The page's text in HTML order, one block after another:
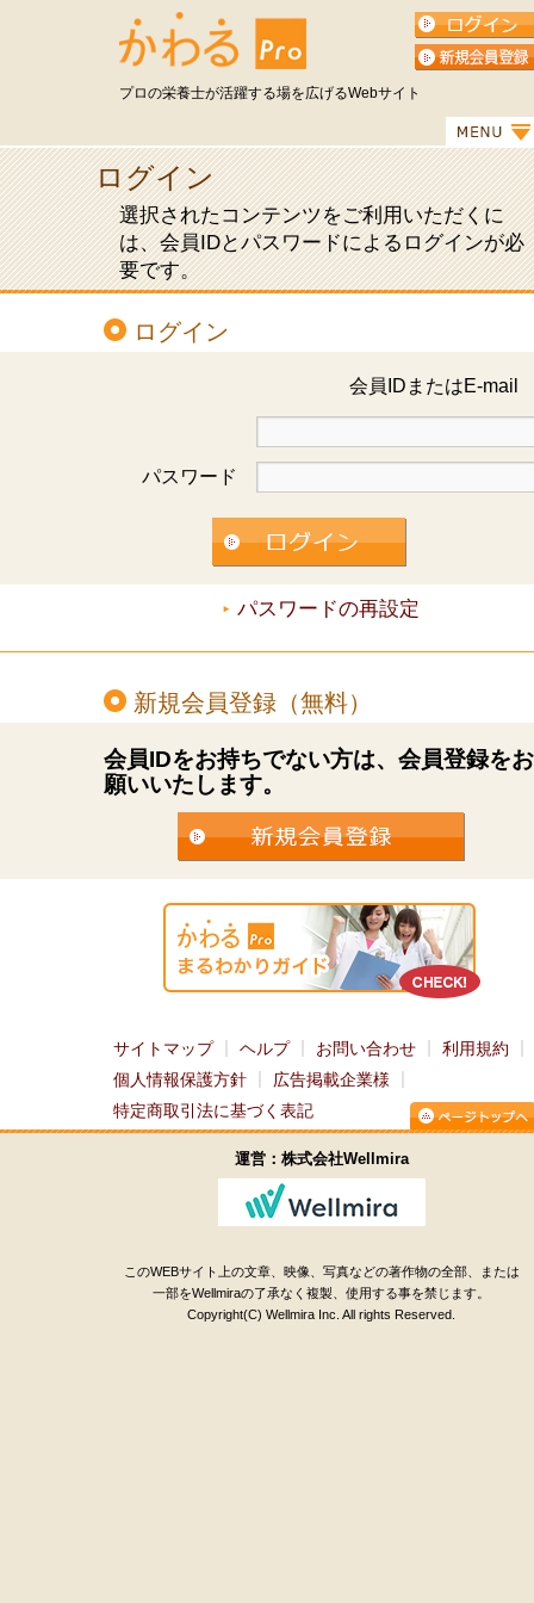
プロの栄養士が活躍する場を広げるWebサイト
ログイン
選択されたコンテンツをご利用いただくに
は、会員IDとパスワードによるログインが必
要です。
ログイン
会員IDまたはE-
パスワード
パスワードの再設定
新規会員登録（無料）
会員IDをお持ちでない方は、会員登録をお
願いいたします。
サイトマップ ヘルプ お問い合わせ
利用規約
個人情報保護方針
広告掲載企業様
特定商取引法に基づく表記
運営：株式会社Wellmira
このWEBサイト上の文章、映像、写真などの著作物の全部、または
一部をWellmiraの了承なく複製、使用する事を禁じます。
Copyright(C) Wellmira Inc. All rights Reserved.